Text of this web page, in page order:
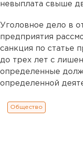
невыплата свыше
Уголовное дело в
предприятия
санкция по статье
до трех лет с
определенные
определенной
Общество